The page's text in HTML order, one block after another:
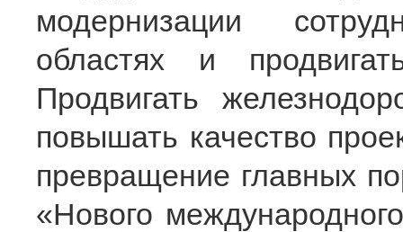
модернизации
областях и
Продвигать
повышать качество
превращение главных
«Нового